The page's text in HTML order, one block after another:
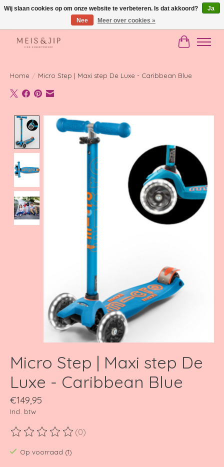
Gratis verzending in NL vanaf €150
Home / Micro Step | Maxi step De Luxe - Caribbean Blue
Product image slideshow Items
Micro Step | Maxi step De
Luxe - Caribbean Blue
€149,95
Incl. btw
De beoordeling van dit product is
(0)
Op voorraad (1)
Wij slaan cookies op om onze website te verbeteren. Is dat akkoord?
Ja
Nee
Meer over cookies »